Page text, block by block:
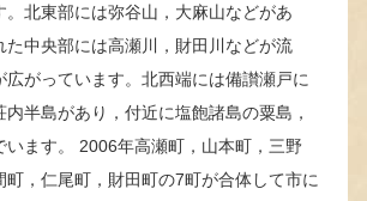
。北東部には弥谷山，大麻山などがあ
た中央部には高瀬川，財田川などが流
広がっています。北西端には備讃瀬戸に
半島があり，付近に塩飽諸島の粟島，
います。 2006年高瀬町，山本町，三野
町，仁尾町，財田町の7町が合体して市に